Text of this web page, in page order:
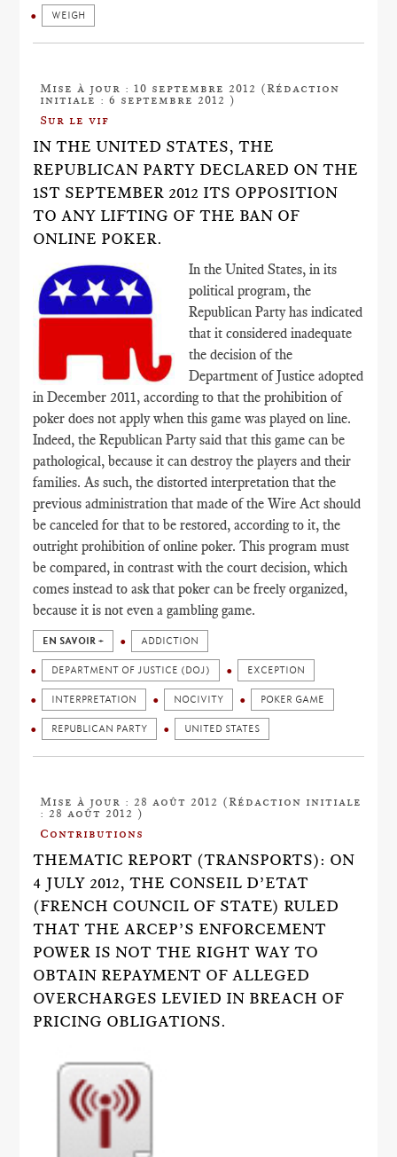
WEIGH
Mise à jour : 10 septembre 2012 (Rédaction
initiale : 6 septembre 2012 )
Sur le vif
IN THE UNITED STATES, THE
REPUBLICAN PARTY DECLARED ON THE
1ST SEPTEMBER 2012 ITS OPPOSITION
TO ANY LIFTING OF THE BAN OF
ONLINE POKER.
In the United States, in its
political program, the
Republican Party has indicated
that it considered inadequate
the decision of the
Department of Justice adopted
in December 2011, according to that the prohibition of
poker does not apply when this game was played on line.
Indeed, the Republican Party said that this game can be
pathological, because it can destroy the players and their
families. As such, the distorted interpretation that the
previous administration that made of the Wire Act should
be canceled for that to be restored, according to it, the
outright prohibition of online poker. This program must
be compared, in contrast with the court decision, which
comes instead to ask that poker can be freely organized,
because it is not even a gambling game.
EN SAVOIR + ADDICTION
DEPARTMENT OF JUSTICE (DOJ) EXCEPTION
INTERPRETATION NOCIVITY POKER GAME
REPUBLICAN PARTY UNITED STATES
Mise à jour : 28 août 2012 (Rédaction initiale
: 28 août 2012 )
Contributions
THEMATIC REPORT (TRANSPORTS): ON
4 JULY 2012, THE CONSEIL D’ETAT
(FRENCH COUNCIL OF STATE) RULED
THAT THE ARCEP’S ENFORCEMENT
POWER IS NOT THE RIGHT WAY TO
OBTAIN REPAYMENT OF ALLEGED
OVERCHARGES LEVIED IN BREACH OF
PRICING OBLIGATIONS.